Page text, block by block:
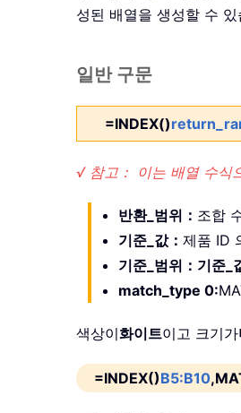
성된 배열을 생성할 수
일반 구문
=INDEX()
√ 참고： 이는 배열 수식
반환_범위： 조합
기준_값： 제품 ID
기준_범위： 기준_
match_type 0:
색상이화이트이고 크기가
=INDEX()B5:B10